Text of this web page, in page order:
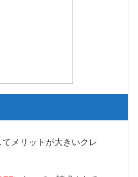
てメリットが大きいクレ